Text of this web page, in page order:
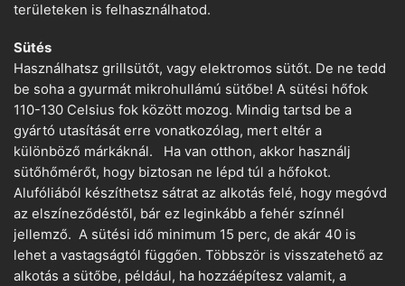
területeken is felhasználhatod.
Sütés
Használhatsz grillsütőt, vagy elektromos sütőt. De ne tedd
be soha a gyurmát mikrohullámú sütőbe! A sütési hőfok
110-130 Celsius fok között mozog. Mindig tartsd be a
gyártó utasítását erre vonatkozólag, mert eltér a
különböző márkáknál. Ha van otthon, akkor használj
sütőhőmérőt, hogy biztosan ne lépd túl a hőfokot.
Alufóliából készíthetsz sátrat az alkotás felé, hogy megóvd
az elszíneződéstől, bár ez leginkább a fehér színnél
jellemző. A sütési idő minimum 15 perc, de akár 40 is
lehet a vastagságtól függően. Többször is visszatehető az
alkotás a sütőbe, például, ha hozzáépítesz valamit, a